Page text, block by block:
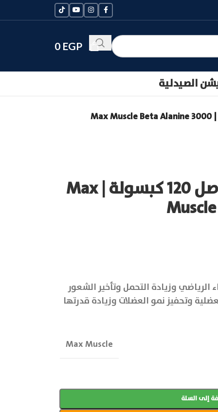
0 EGP
الصيدلية
بيتا الانين ماكس ماصل 120 كبسولة | Max
الرياضي وزيادة التحمل وتأخير الشعور
وتحفيز نمو العضلات وزيادة قدرتها
Max Muscle
إلى السلة